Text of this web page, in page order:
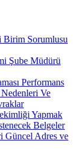
Birim Sorumlusu
Şube Müdürü
Performans
Ve
Yapmak
Belgeler
Güncel Adres ve